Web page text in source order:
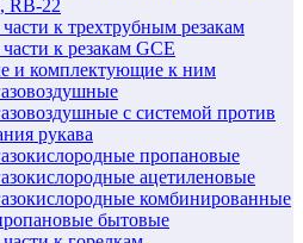
RB-22
к трехтрубным резакам
к резакам GCE
и комплектующие к ним
с системой против
рукава
пропановые
ацетиленовые
комбинированные
бытовые